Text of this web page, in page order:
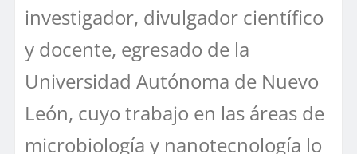
investigador, divulgador científico
y docente, egresado de la
Universidad Autónoma de Nuevo
León, cuyo trabajo en las áreas de
microbiología y nanotecnología lo